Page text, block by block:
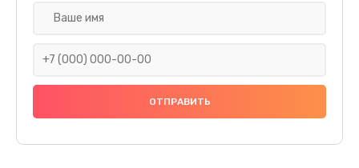
Восстановление данных
990 руб.